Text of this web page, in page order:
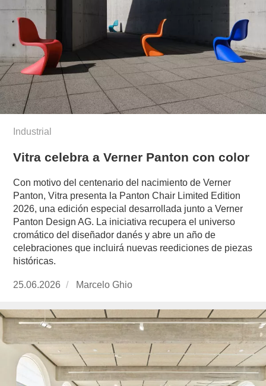
Industrial
Vitra celebra a Verner Panton con color
Con motivo del centenario del nacimiento de Verner
Panton, Vitra presenta la Panton Chair Limited Edition
2026, una edición especial desarrollada junto a Verner
Panton Design AG. La iniciativa recupera el universo
cromático del diseñador danés y abre un año de
celebraciones que incluirá nuevas reediciones de piezas
históricas.
Publicado
25.06.2026
https://www.experimenta.es/author/marcelo-
Marcelo Ghio